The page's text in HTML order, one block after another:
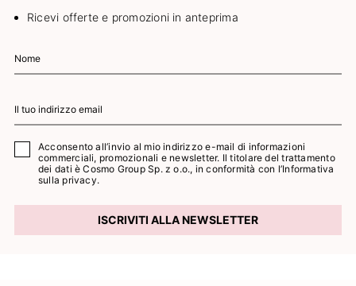
Ricevi offerte e promozioni in anteprima
Acconsento all’invio al mio indirizzo e-mail di informazioni
commerciali, promozionali e newsletter. Il titolare del trattamento
dei dati è Cosmo Group Sp. z o.o., in conformità con l’Informativa
sulla privacy.
ISCRIVITI ALLA NEWSLETTER